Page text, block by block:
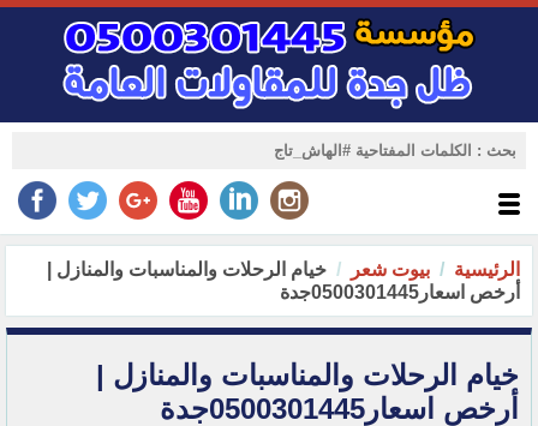
الرئيسية بيوت شعر
خيام الرحلات والمناسبات والمنازل |
أرخص اسعار0500301445جدة
خيام الرحلات والمناسبات والمنازل |
أرخص اسعار0500301445جدة